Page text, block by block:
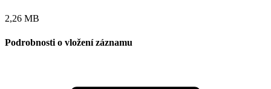
2,26 MB
Podrobnosti o vložení záznamu